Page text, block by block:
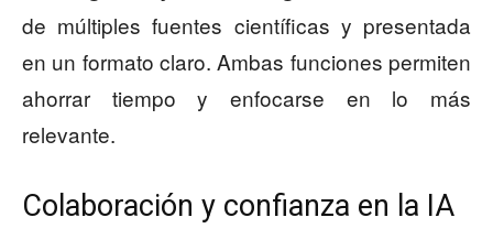
de múltiples fuentes científicas y presentada
en un formato claro. Ambas funciones permiten
ahorrar tiempo y enfocarse en lo más
relevante.
Colaboración y confianza en la IA